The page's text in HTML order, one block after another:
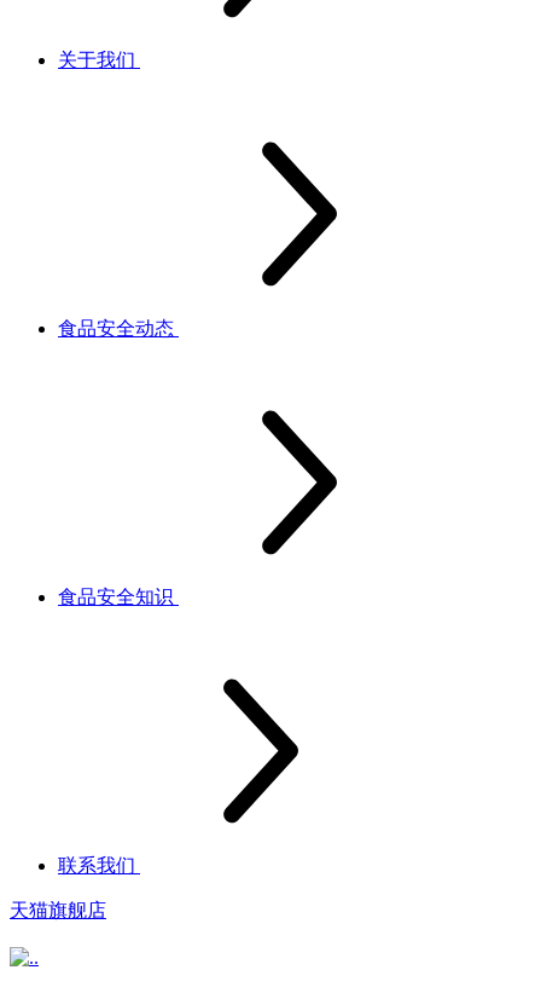
关于我们
食品安全动态
食品安全知识
联系我们
天猫旗舰店